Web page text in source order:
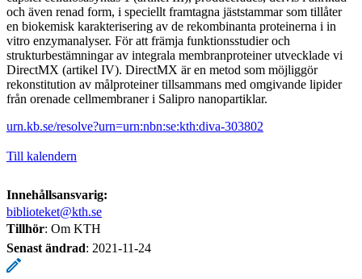
och även renad form, i speciellt framtagna jäststammar som tillåter
en biokemisk karakterisering av de rekombinanta proteinerna i in
vitro enzymanalyser. För att främja funktionsstudier och
strukturbestämningar av integrala membranproteiner utvecklade vi
DirectMX (artikel IV). DirectMX är en metod som möjliggör
rekonstitution av målproteiner tillsammans med omgivande lipider
från orenade cellmembraner i Salipro nanopartiklar.
urn.kb.se/resolve?urn=urn:nbn:se:kth:diva-303802
Till kalendern
Innehållsansvarig:
biblioteket@kth.se
Tillhör: Om KTH
Senast ändrad: 2021-11-24